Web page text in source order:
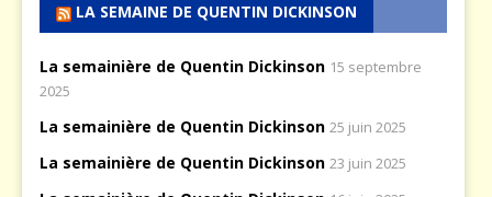
LA SEMAINE DE QUENTIN DICKINSON
La semainière de Quentin Dickinson 15 septembre
2025
La semainière de Quentin Dickinson 25 juin 2025
La semainière de Quentin Dickinson 23 juin 2025